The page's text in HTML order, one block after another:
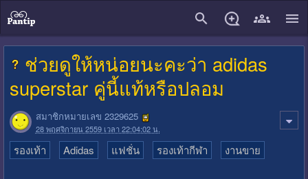
ช่วยดูให้หน่อยนะคะว่า adidas
superstar คู่นี้แท้หรือปลอม
สมาชิกหมายเลข 2329625
28 พฤศจิกายน 2559 เวลา 22:04:02 น.
รองเท้า Adidas แฟชั่น รองเท้ากีฬา งานขาย
close